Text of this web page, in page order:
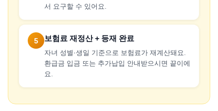
서 요구할 수 있어요.
5 보험료 재정산 + 등재 완료
자녀 성별·생일 기준으로 보험료가 재계산돼요.
환급금 입금 또는 추가납입 안내받으시면 끝이에
요.